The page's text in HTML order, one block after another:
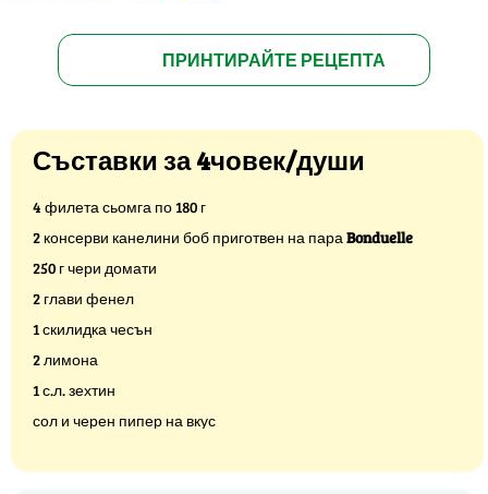
ПРИНТИРАЙТЕ РЕЦЕПТА
Съставки за 4човек/души
4 филета сьомга по 180 г
2 консерви канелини боб приготвен на параBonduelle
250 г чери домати
2 глави фенел
1 скилидка чесън
2 лимона
1 с.л. зехтин
сол и черен пипер на вкус